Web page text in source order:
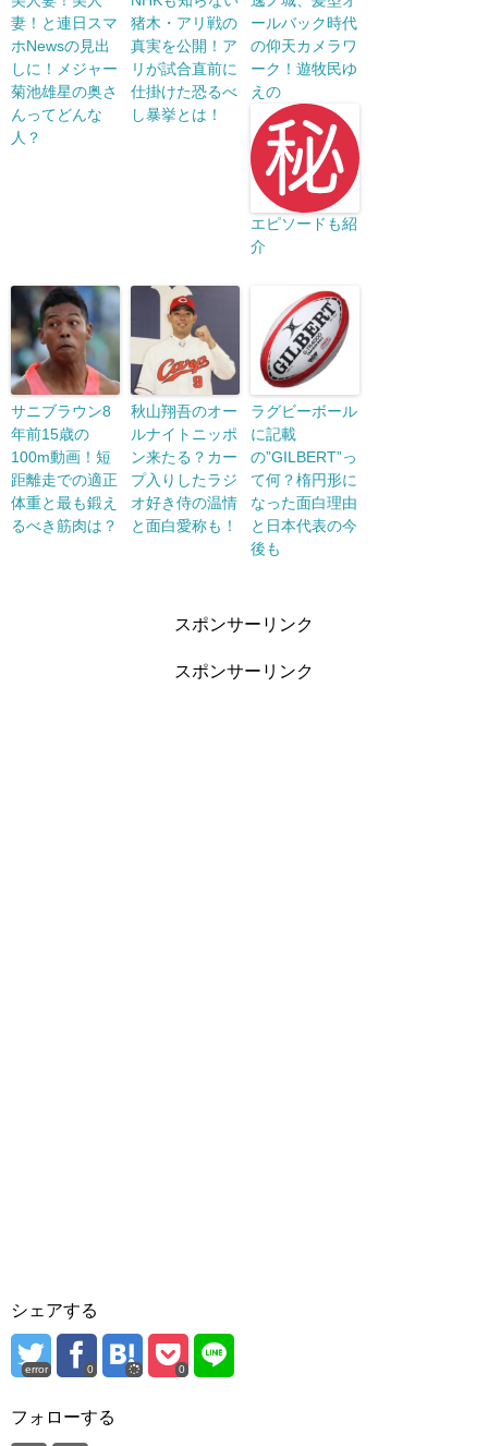
妻！と連日スマ
ホNewsの見出
しに！メジャー
菊池雄星の奥さ
んってどんな
人？
猪木・アリ戦の
真実を公開！ア
リが試合直前に
仕掛けた恐るべ
し暴挙とは！
ールバック時代
の仰天カメラワ
ーク！遊牧民ゆ
えの
エピソードも紹
介
サニブラウン8
年前15歳の
100m動画！短
距離走での適正
体重と最も鍛え
るべき筋肉は？
秋山翔吾のオー
ルナイトニッポ
ン来たる？カー
プ入りしたラジ
オ好き侍の温情
と面白愛称も！
ラグビーボール
に記載
の”GILBERT”っ
て何？楕円形に
なった面白理由
と日本代表の今
後も
スポンサーリンク
スポンサーリンク
シェアする
error 0 0
フォローする